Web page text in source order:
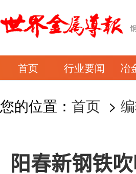
首页 行业要闻 冶
您的位置： 首页 >
阳春新钢铁